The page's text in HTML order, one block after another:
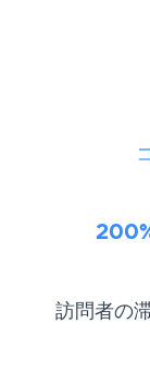
訪問者の